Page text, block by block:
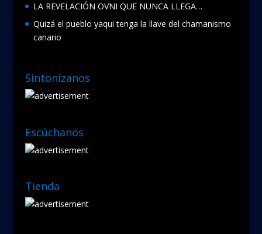
LA REVELACIÓN OVNI QUE NUNCA LLEGA…
Quizá el pueblo yaqui tenga la llave del chamanismo
canario
Sintonízanos
Escúchanos
Tienda